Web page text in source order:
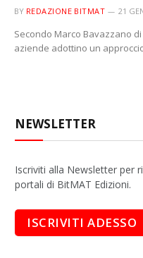
BY REDAZIONE BITMAT 21
Secondo Marco Bavazzano
aziende adottino un
NEWSLETTER
Iscriviti alla Newsletter per
portali di BitMAT Edizioni.